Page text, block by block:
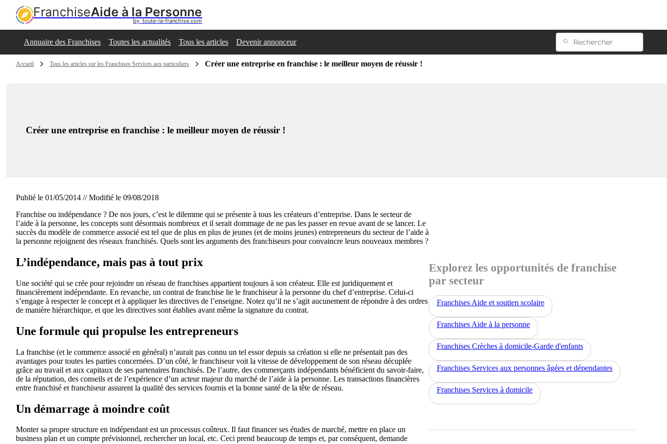
FranchiseAide à la Personne
by  toute-la-franchise.com
Annuaire des Franchises Toutes les actualités Tous les articles Devenir annonceur
Accueil Tous les articles sur les Franchises Services aux particuliers Créer une entreprise en franchise : le meilleur moyen de réussir !
Créer une entreprise en franchise : le meilleur moyen de réussir !
Publié le 01/05/2014 // Modifié le 09/08/2018
Franchise ou indépendance ? De nos jours, c’est le dilemme qui se présente à tous les créateurs d’entreprise. Dans le secteur de
l’aide à la personne, les concepts sont désormais nombreux et il serait dommage de ne pas les passer en revue avant de se lancer. Le
succès du modèle de commerce associé est tel que de plus en plus de jeunes (et de moins jeunes) entrepreneurs du secteur de l’aide à
la personne rejoignent des réseaux franchisés. Quels sont les arguments des franchiseurs pour convaincre leurs nouveaux membres ?
L’indépendance, mais pas à tout prix
Une société qui se crée pour rejoindre un réseau de franchises appartient toujours à son créateur. Elle est juridiquement et
financièrement indépendante. En revanche, un contrat de franchise lie le franchiseur à la personne du chef d’entreprise. Celui-ci
s’engage à respecter le concept et à appliquer les directives de l’enseigne. Notez qu’il ne s’agit aucunement de répondre à des ordres
de manière hiérarchique, et que les directives sont établies avant même la signature du contrat.
Une formule qui propulse les entrepreneurs
La franchise (et le commerce associé en général) n’aurait pas connu un tel essor depuis sa création si elle ne présentait pas des
avantages pour toutes les parties concernées. D’un côté, le franchiseur voit la vitesse de développement de son réseau décuplée
grâce au travail et aux capitaux de ses partenaires franchisés. De l’autre, des commerçants indépendants bénéficient du savoir-faire,
de la réputation, des conseils et de l’expérience d’un acteur majeur du marché de l’aide à la personne. Les transactions financières
entre franchisé et franchiseur assurent la qualité des services fournis et la bonne santé de la tête de réseau.
Un démarrage à moindre coût
Monter sa propre structure en indépendant est un processus coûteux. Il faut financer ses études de marché, mettre en place un
business plan et un compte prévisionnel, rechercher un local, etc. Ceci prend beaucoup de temps et, par conséquent, demande
Explorez les opportunités de franchise
par secteur
Franchises Aide et soutien scolaire
Franchises Aide à la personne
Franchises Crèches à domicile-Garde d'enfants
Franchises Services aux personnes âgées et dépendantes
Franchises Services à domicile